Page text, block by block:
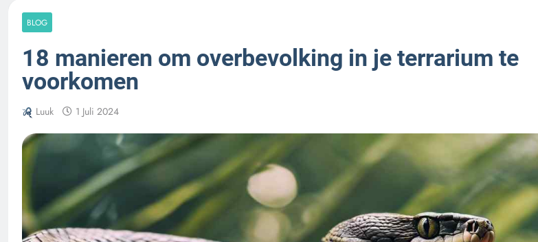
BLOG
18 manieren om overbevolking in je terrarium te
voorkomen
Luuk 1 Juli 2024